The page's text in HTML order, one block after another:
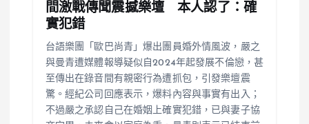
間激戰傳聞震撼樂壇 本人認了：確
實犯錯
台語樂團「歐巴尚青」爆出團員婚外情風波，嚴之
與曼青遭媒體報導疑似自2024年起發展不倫戀，甚
至傳出在錄音間有親密行為遭抓包，引發樂壇震
驚。經紀公司回應表示，爆料內容與事實有出入；
不過嚴之承認自己在婚姻上確實犯錯，已與妻子協